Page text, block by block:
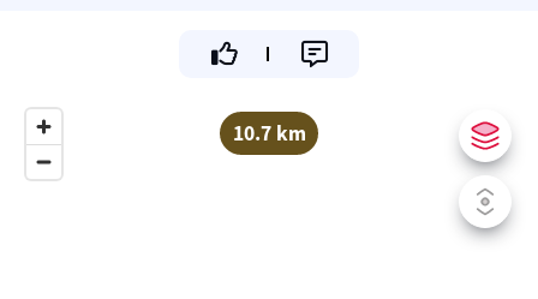
10.7 km